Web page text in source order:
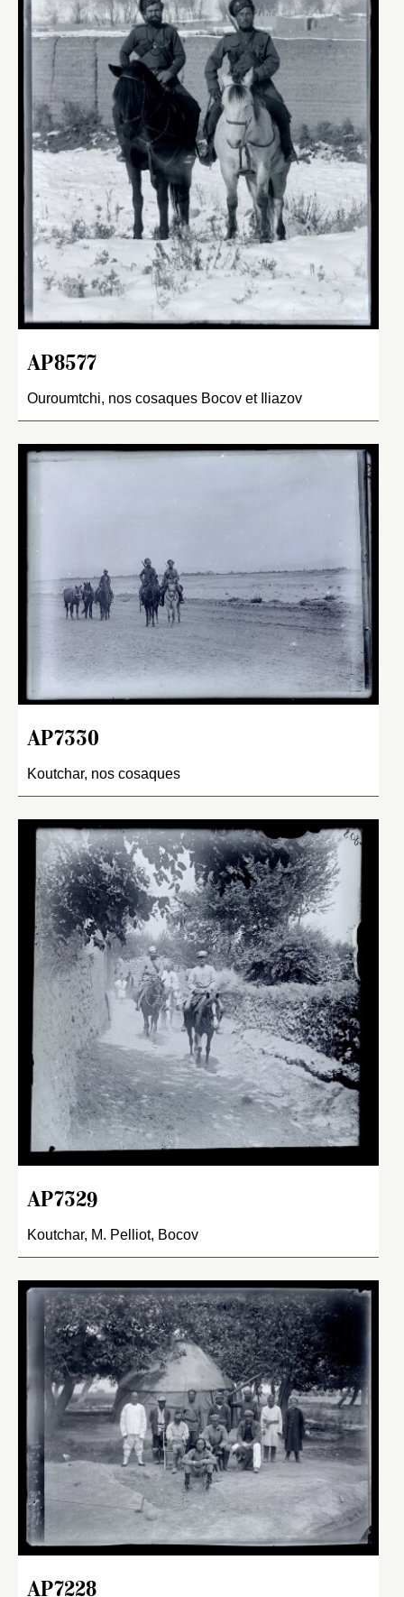
AP8577
Ouroumtchi, nos cosaques Bocov et Iliazov
AP7330
Koutchar, nos cosaques
AP7329
Koutchar, M. Pelliot, Bocov
AP7228